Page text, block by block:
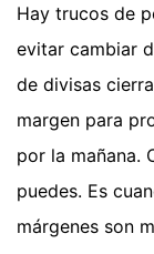
Hay trucos de
evitar cambiar
de divisas
margen para
por la mañana.
puedes. Es
márgenes son